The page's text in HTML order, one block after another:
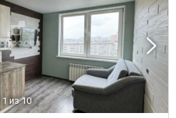
1 из 10